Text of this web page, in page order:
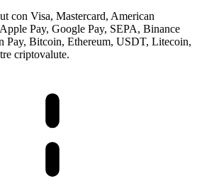
con Visa, Mastercard, American
Pay, Google Pay, SEPA, Binance
Pay, Bitcoin, Ethereum, USDT, Litecoin,
criptovalute.